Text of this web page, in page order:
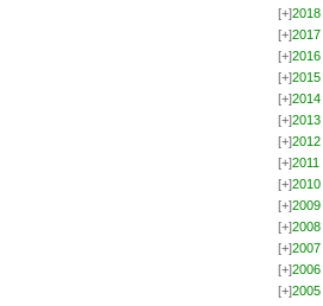
[+]2018
[+]2017
[+]2016
[+]2015
[+]2014
[+]2013
[+]2012
[+]2011
[+]2010
[+]2009
[+]2008
[+]2007
[+]2006
[+]2005